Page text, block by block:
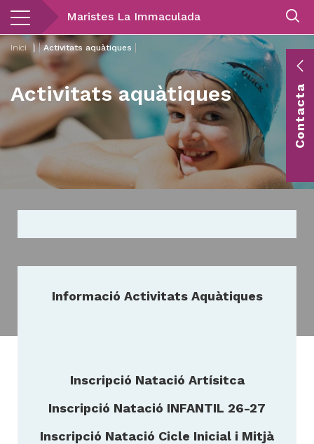
Vés
contingut
Maristes La Immaculada
Inici | Activitats aquàtiques
Activitats aquàtiques
Informació Activitats Aquàtiques
Inscripció Natació Artísitca
Inscripció Natació INFANTIL 26-27
Inscripció Natació Cicle Inicial i Mitjà
Contacta